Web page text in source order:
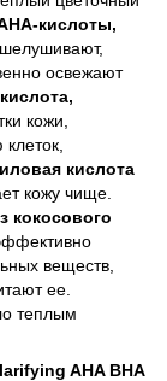
кислоты,
освежают
кожи,
кислота
кожу чище.
кокосового
веществ,
ее.
теплым
AHA BHA